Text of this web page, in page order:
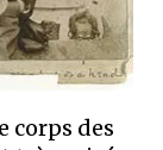
corps des